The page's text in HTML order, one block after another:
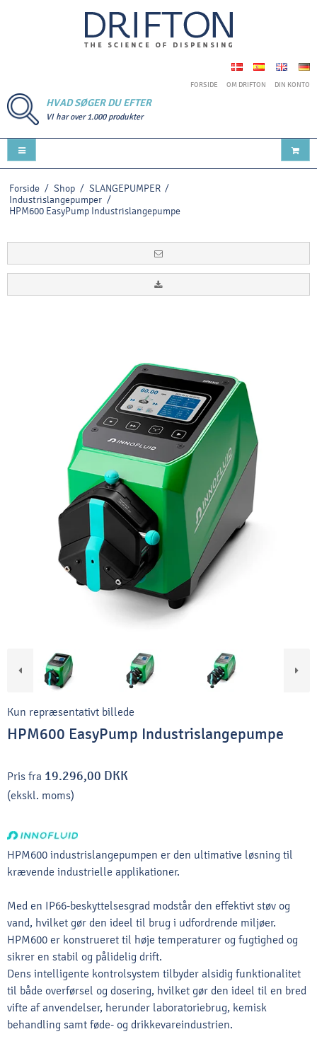
FORSIDE OM DRIFTON DIN KONTO
HVAD SØGER DU EFTER
VI har over 1.000 produkter
Forside / Shop / SLANGEPUMPER /
Industrislangepumper /
HPM600 EasyPump Industrislangepumpe
Kun repræsentativt billede
HPM600 EasyPump Industrislangepumpe
Pris fra 19.296,00 DKK
(ekskl. moms)
HPM600 industrislangepumpen er den ultimative løsning til
krævende industrielle applikationer.
Med en IP66-beskyttelsesgrad modstår den effektivt støv og
vand, hvilket gør den ideel til brug i udfordrende miljøer.
HPM600 er konstrueret til høje temperaturer og fugtighed og
sikrer en stabil og pålidelig drift.
Dens intelligente kontrolsystem tilbyder alsidig funktionalitet
til både overførsel og dosering, hvilket gør den ideel til en bred
vifte af anvendelser, herunder laboratoriebrug, kemisk
behandling samt føde- og drikkevareindustrien.